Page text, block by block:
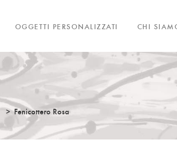
OGGETTI PERSONALIZZATI CHI
Fenicottero Rosa